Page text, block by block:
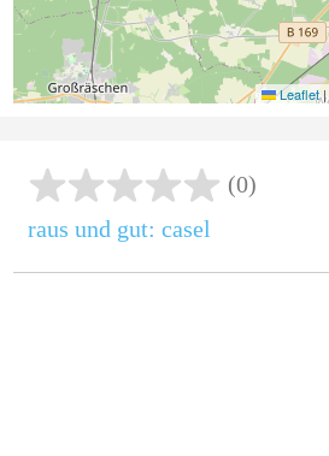
Leaflet |
(0)
raus und gut: casel